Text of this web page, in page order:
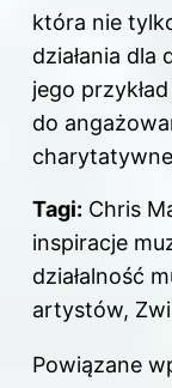
która nie
działania dla
jego
do
Tagi: Chris
inspiracje
działalność
artystów,
Powiązane